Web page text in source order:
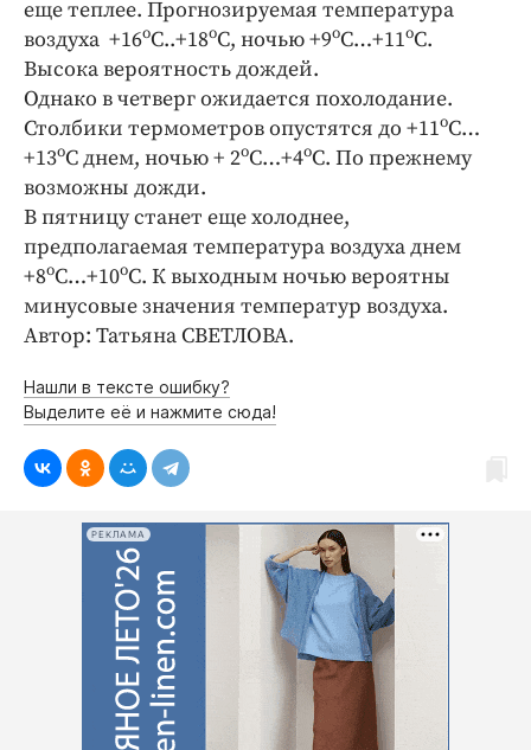
Спорт
Экономика и бизнес
ПРОЕКТЫ
Блоги
Издания
Медиаперсона
Интересное чтиво
Клиника года
Бренд года
Работодатель года
еще теплее. Прогнозируемая температура
воздуха +16оС..+18оС, ночью +9оС…+11оС.
Высока вероятность дождей.
Однако в четверг ожидается похолодание.
Столбики термометров опустятся до +11оС…
+13оС днем, ночью + 2оС…+4оС. По прежнему
возможны дожди.
В пятницу станет еще холоднее,
предполагаемая температура воздуха днем
+8оС…+10оС. К выходным ночью вероятны
минусовые значения температур воздуха.
Автор: Татьяна СВЕТЛОВА.
Нашли в тексте ошибку?
Выделите её и нажмите сюда!
РЕКЛАМА